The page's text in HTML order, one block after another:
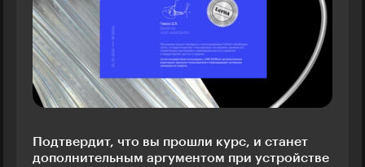
Подтвердит, что вы прошли курс, и станет
дополнительным аргументом при устройстве